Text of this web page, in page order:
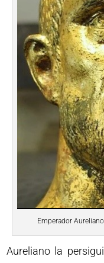
Emperador
Aureliano la